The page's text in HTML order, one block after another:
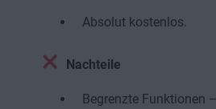
Absolut kostenlos.
Nachteile
Begrenzte Funktionen